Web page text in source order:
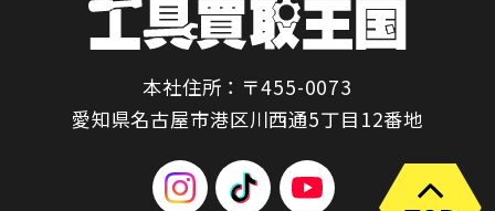
本社住所：〒455-0073
愛知県名古屋市港区川西通5丁目12番地